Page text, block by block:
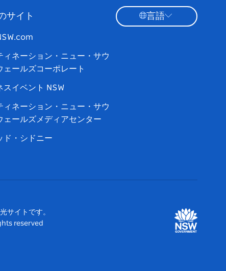
サイト
ィネーション・ニュー・サウ
ェールズコーポレート
スイベント NSW
ィネーション・ニュー・サウ
ェールズメディアセンター
ド・シドニー
言語
サイトです。
reserved